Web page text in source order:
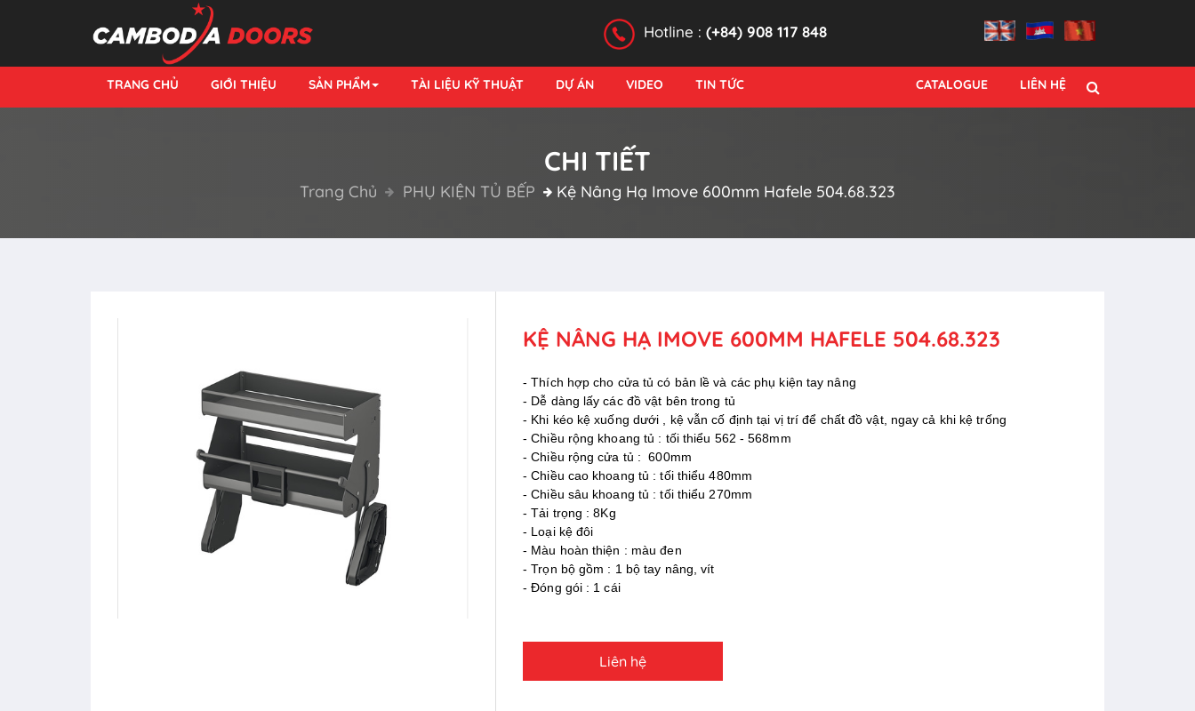
Hotline : (+84) 908 117 848
TRANG CHỦ GIỚI THIỆU SẢN PHẨM TÀI LIỆU KỸ THUẬT DỰ ÁN VIDEO TIN TỨC CATALOGUE LIÊN HỆ
CHI TIẾT
Trang Chủ PHỤ KIỆN TỦ BẾP Kệ Nâng Hạ Imove 600mm Hafele 504.68.323
KỆ NÂNG HẠ IMOVE 600MM HAFELE 504.68.323
- Thích hợp cho cửa tủ có bản lề và các phụ kiện tay nâng
- Dễ dàng lấy các đồ vật bên trong tủ
- Khi kéo kệ xuống dưới , kệ vẫn cố định tại vị trí để chất đồ vật, ngay cả khi kệ trống
- Chiều rộng khoang tủ : tối thiểu 562 - 568mm
- Chiều rộng cửa tủ : 600mm
- Chiều cao khoang tủ : tối thiểu 480mm
- Chiều sâu khoang tủ : tối thiểu 270mm
- Tải trọng : 8Kg
- Loại kệ đôi
- Màu hoàn thiện : màu đen
- Trọn bộ gồm : 1 bộ tay nâng, vít
- Đóng gói : 1 cái
Liên hệ